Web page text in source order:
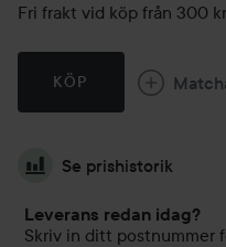
Fri frakt vid köp från 300
KÖP
Se prishistorik
Leverans redan idag?
Skriv in ditt postnummer